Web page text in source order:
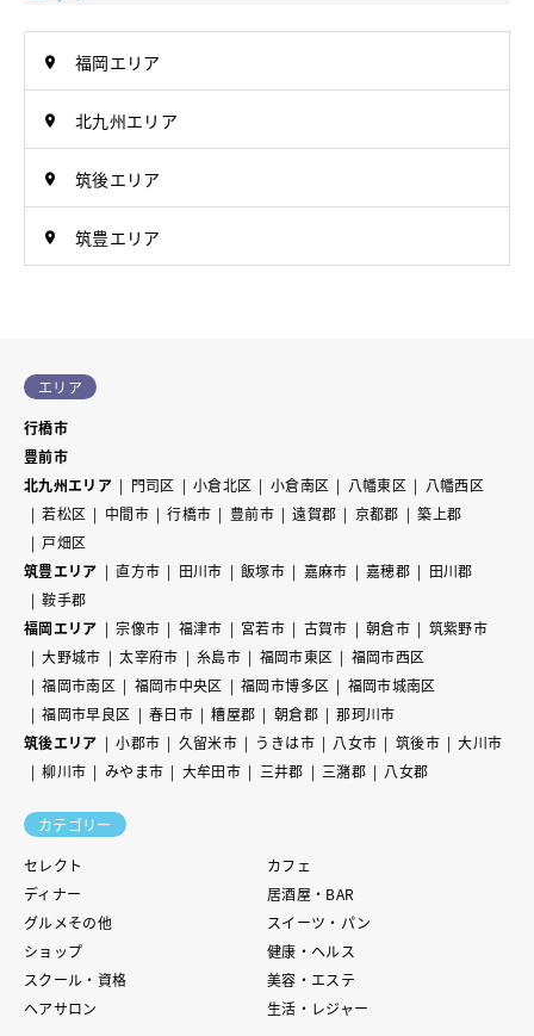
福岡エリア
北九州エリア
筑後エリア
筑豊エリア
エリア
行橋市
豊前市
北九州エリア
門司区 小倉北区 小倉南区 八幡東区
八幡西区
若松区
中間市 行橋市 豊前市 遠賀郡 京都郡
築上郡
戸畑区
筑豊エリア
直方市 田川市 飯塚市 嘉麻市 嘉穂郡
田川郡
鞍手郡
福岡エリア
宗像市 福津市 宮若市 古賀市 朝倉市
筑紫野市
大野城市
太宰府市 糸島市 福岡市東区
福岡市西区
福岡市南区
福岡市中央区 福岡市博多区
福岡市城南区
福岡市早良区
春日市 糟屋郡 朝倉郡
那珂川市
筑後エリア
小郡市 久留米市 うきは市 八女市 筑後市
大川市
柳川市
みやま市 大牟田市 三井郡 三潴郡 八女郡
カテゴリー
セレクト
カフェ
ディナー
居酒屋・BAR
グルメその他
スイーツ・パン
ショップ
健康・ヘルス
スクール・資格
美容・エステ
ヘアサロン
生活・レジャー